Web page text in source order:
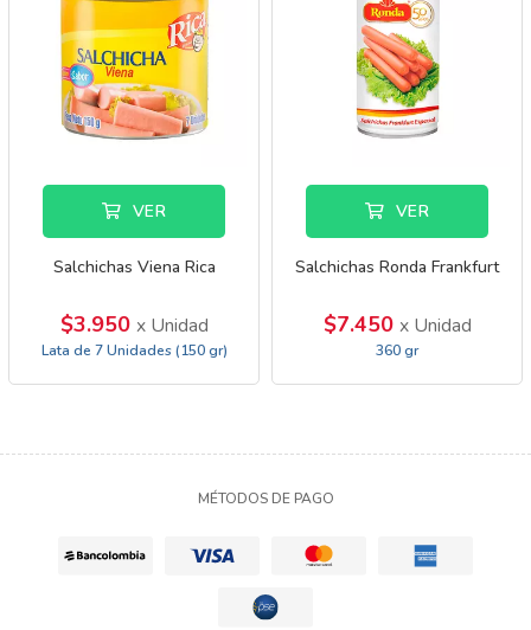
VER
Salchichas Viena Rica
$3.950 x Unidad
Lata de 7 Unidades (150 gr)
VER
Salchichas Ronda Frankfurt
$7.450 x Unidad
360 gr
MÉTODOS DE PAGO